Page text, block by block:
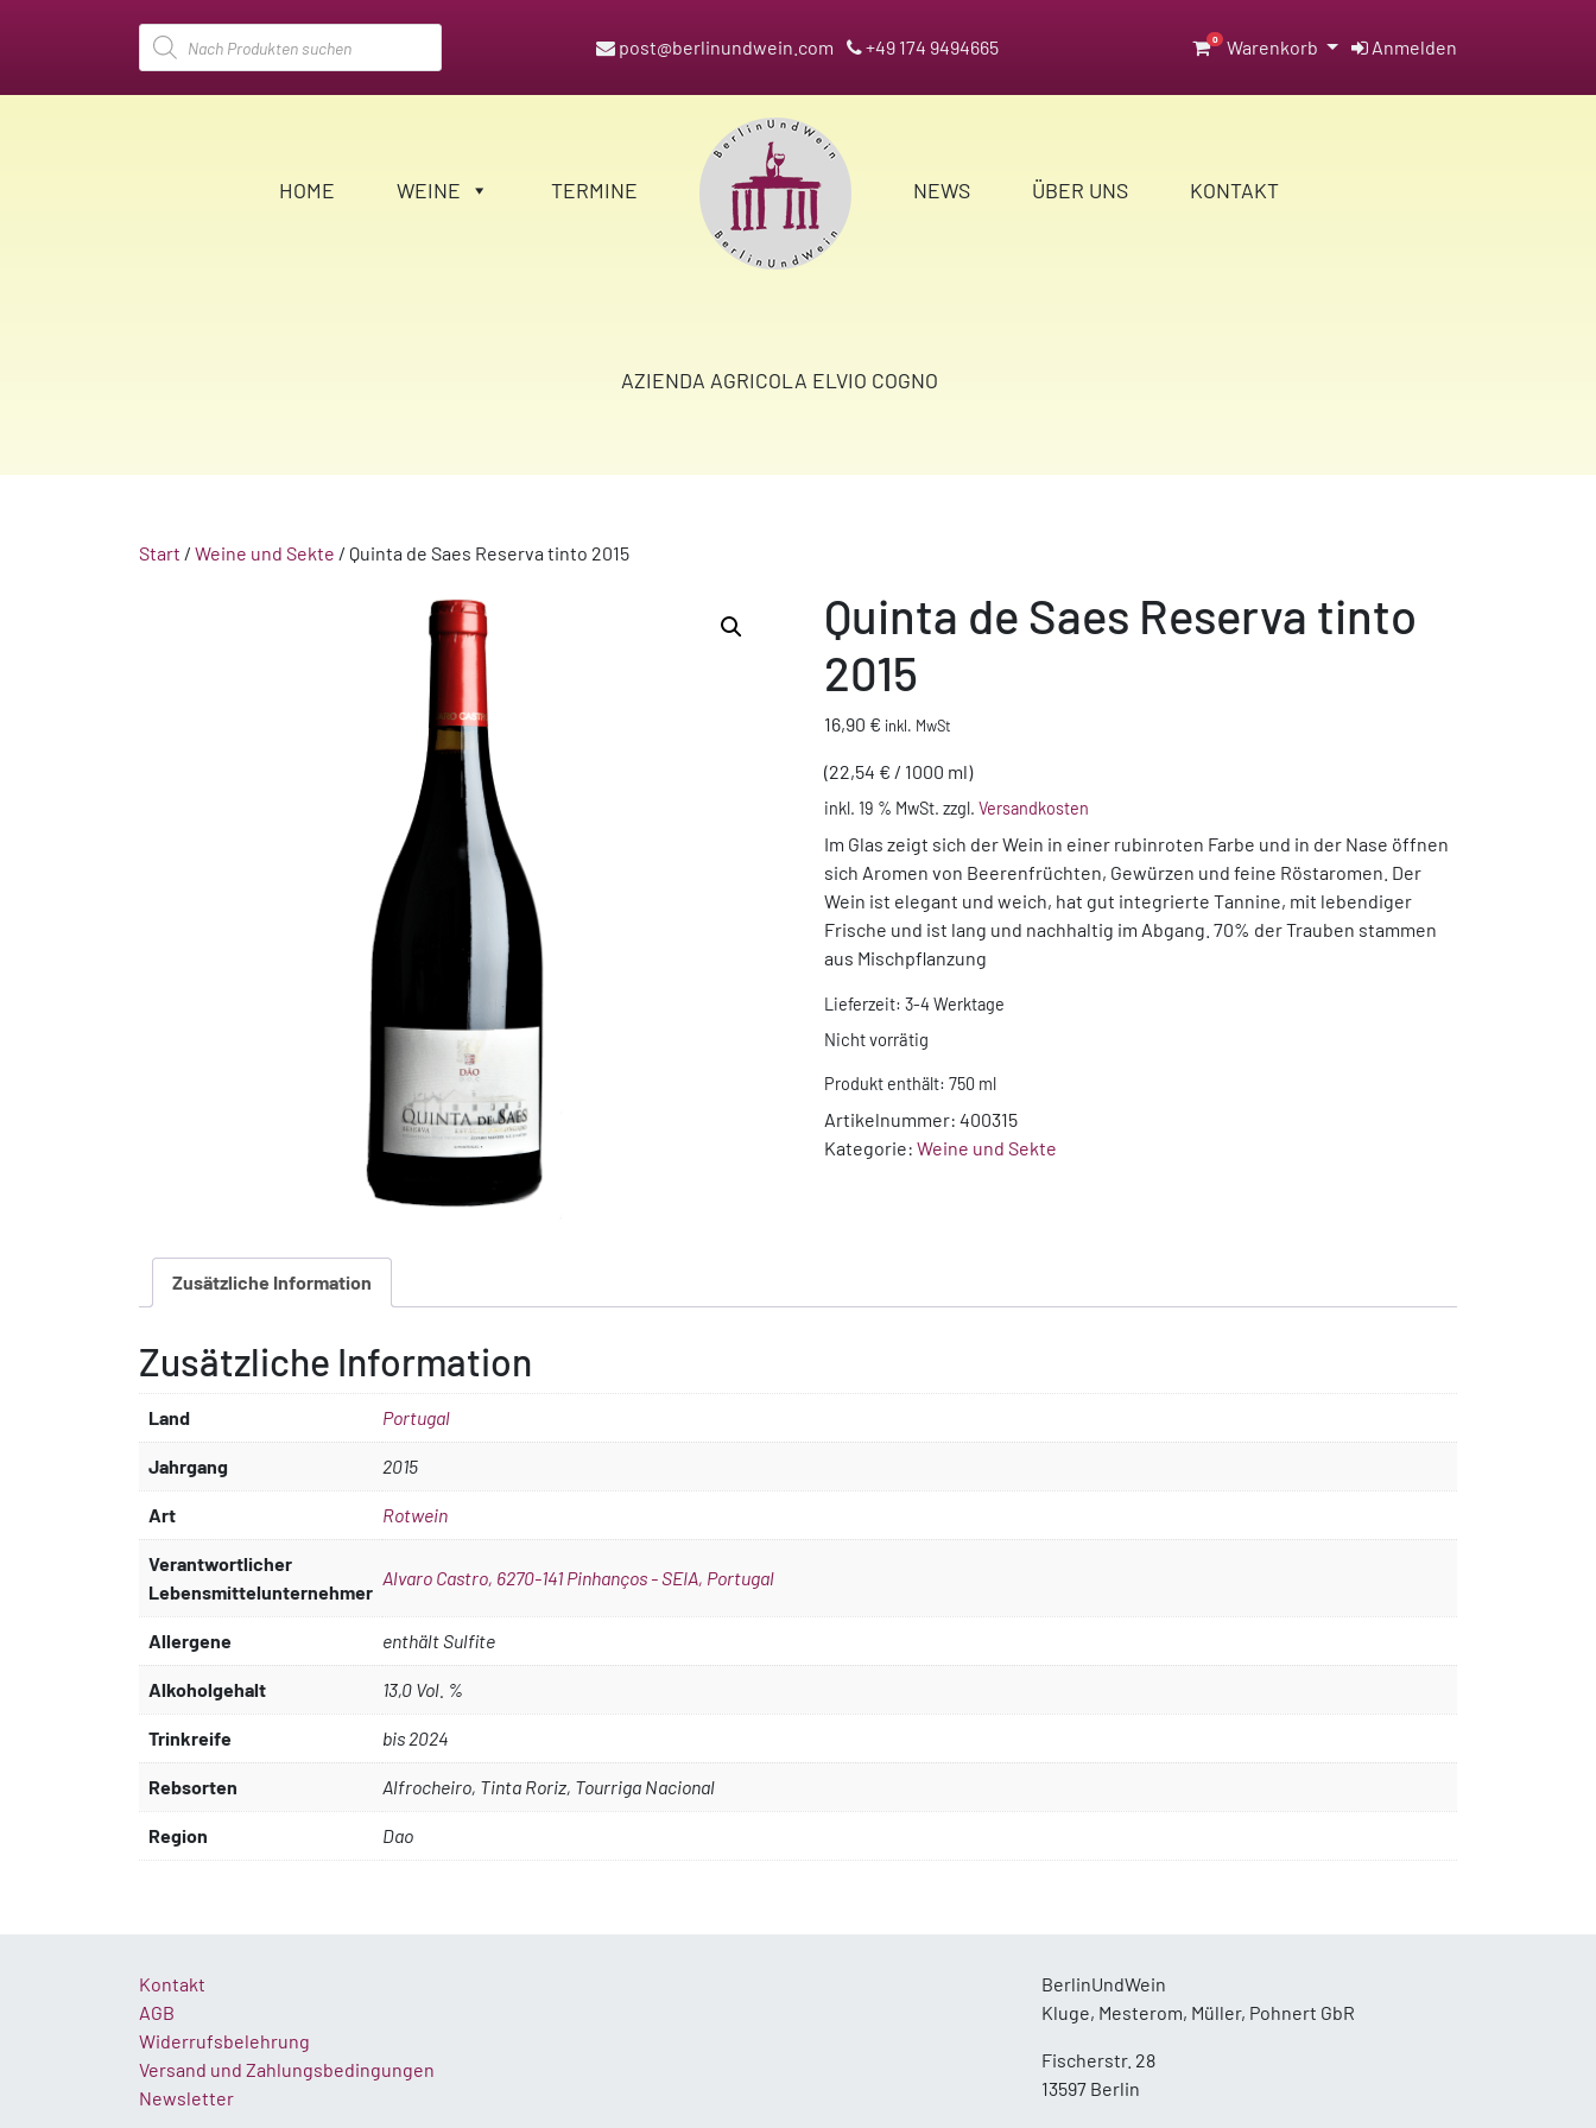
Products
search
post@berlinundwein.com +49 174 9494665 0 Warenkorb Anmelden
HOME WEINE TERMINE NEWS ÜBER UNS KONTAKT
AZIENDA AGRICOLA ELVIO COGNO
Start / Weine und Sekte / Quinta de Saes Reserva tinto 2015
Quinta de Saes Reserva tinto
2015
16,90 € inkl. MwSt
(22,54 € / 1000 ml)
inkl. 19 % MwSt. zzgl.Versandkosten
Im Glas zeigt sich der Wein in einer rubinroten Farbe und in der Nase öffnen
sich Aromen von Beerenfrüchten, Gewürzen und feine Röstaromen. Der
Wein ist elegant und weich, hat gut integrierte Tannine, mit lebendiger
Frische und ist lang und nachhaltig im Abgang. 70% der Trauben stammen
aus Mischpflanzung
Lieferzeit:3-4 Werktage
Nicht vorrätig
Produkt enthält: 750 ml
Artikelnummer:400315
Kategorie:Weine und Sekte
Zusätzliche Information
Zusätzliche Information
Land Portugal
Jahrgang 2015
Art Rotwein
Verantwortlicher
Lebensmittelunternehmer
Alvaro Castro, 6270-141 Pinhanços - SEIA, Portugal
Allergene enthält Sulfite
Alkoholgehalt 13,0 Vol. %
Trinkreife bis 2024
Rebsorten Alfrocheiro, Tinta Roriz, Tourriga Nacional
Region Dao
Kontakt
AGB
Widerrufsbelehrung
Versand und Zahlungsbedingungen
Newsletter
BerlinUndWein
Kluge, Mesterom, Müller, Pohnert GbR
Fischerstr. 28
13597 Berlin